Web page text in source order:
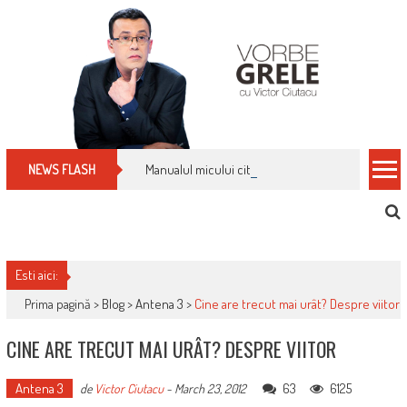
NEWS FLASH Manualul micului cititor de facturi: nu plăti
Esti aici:
Prima pagină > Blog>Antena 3 > Cine are trecut mai urât? Despre viitor
CINE ARE TRECUT MAI URÂT? DESPRE VIITOR
Antena 3 de Victor Ciutacu- March 23, 2012 63 6125